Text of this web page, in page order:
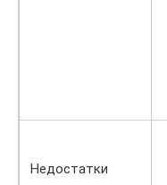
Недостатки